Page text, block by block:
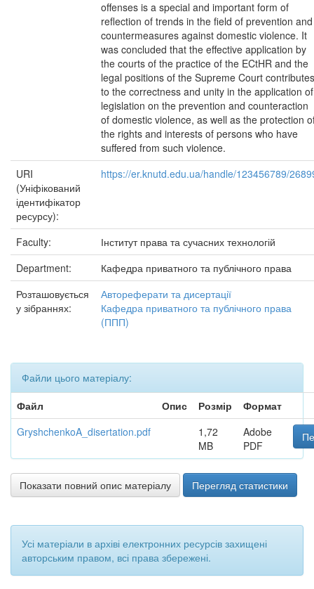
URI
(Уніфікований
ідентифікатор
ресурсу):
https://er.knutd.edu.ua/handle/123456789/
Faculty:
Інститут права та сучасних технологій
Department:
Кафедра приватного та публічного права
Розташовується
у зібраннях:
Автореферати та дисертації
Кафедра приватного та публічного права
(ППП)
Файли цього матеріалу:
Файл
Опис Розмір
Формат
GryshchenkoA_disertation.pdf
1,72
MB
Adobe
PDF
Показати повний опис матеріалу Перегляд статистики
Усі матеріали в архіві електронних ресурсів захищені
авторським правом, всі права збережені.